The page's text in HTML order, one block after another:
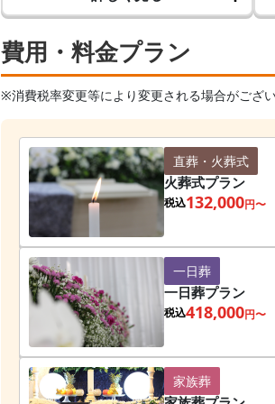
費用・料金プラン
※消費税率変更等により変更される場合がござ
直葬・火葬式
火葬式プラン
税込132,000円〜
一日葬
一日葬プラン
税込418,000円〜
家族葬